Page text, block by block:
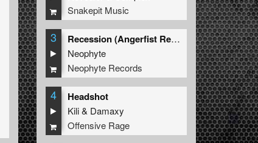
Snakepit Music
3
Recession (Angerfist Remix Extended)
Neophyte
Neophyte Records
4 Headshot
Kili& Damaxy
Offensive Rage